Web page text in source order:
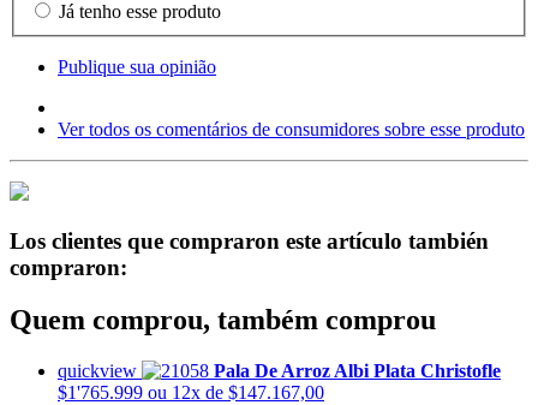
Já tenho esse produto
Publique sua opinião
Ver todos os comentários de consumidores sobre esse produto
Los clientes que compraron este artículo también
compraron:
Quem comprou, também comprou
quickview
Pala De Arroz Albi Plata Christofle
$1'765.999 ou 12x de $147.167,00